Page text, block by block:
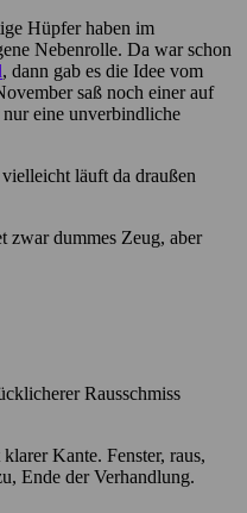
Hüpfer haben im
Nebenrolle. Da war schon
, dann gab es die Idee vom
saß noch einer auf
eine unverbindliche
läuft da draußen
zwar dummes Zeug, aber
Rausschmiss
Kante. Fenster, raus,
Ende der Verhandlung.